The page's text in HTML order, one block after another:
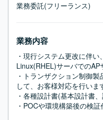
業務委託(フリーランス)
業務内容
・現行システム更改に伴
Linux(RHEL)サーバでのAP
・トランザクション制御
して、お客様対応を行いま
・各種設計書(基本設計書
・POCや環境構築後の検証